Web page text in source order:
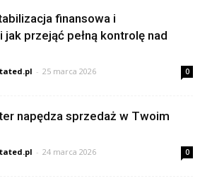
finansowa i
przejąć pełną kontrolę nad
- 25 marca 2026 0
napędza sprzedaż w Twoim
- 24 marca 2026 0